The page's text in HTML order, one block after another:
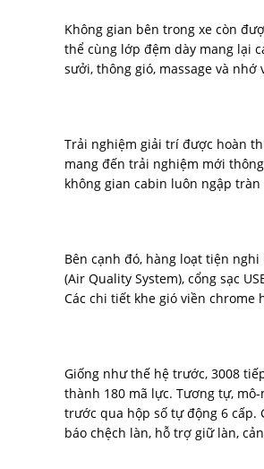
Không gian bên trong xe còn
thể cùng lớp đệm dày mang lại
sưởi, thông gió, massage và
Trải nghiệm giải trí được hoàn
mang đến trải nghiệm mới
không gian cabin luôn ngập
Bên cạnh đó, hàng loạt tiện
(Air Quality System), cổng sạc
Các chi tiết khe gió viền chrome
Giống như thế hệ trước, 3008
thành 180 mã lực. Tương tự,
trước qua hộp số tự động 6 cấp.
báo chệch làn, hỗ trợ giữ làn,